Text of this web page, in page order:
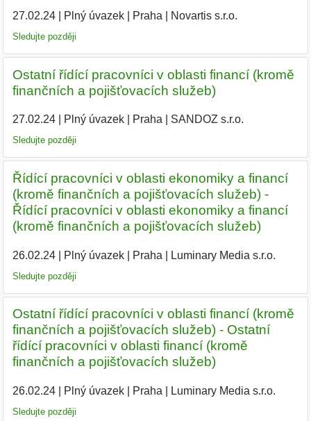
27.02.24| Plný úvazek| Praha Novartis s.r.o.
Sledujte později
Ostatní řídící pracovníci v oblasti financí (kromě
finančních a pojišťovacích služeb)
27.02.24| Plný úvazek| Praha SANDOZ s.r.o.
Sledujte později
Řídící pracovníci v oblasti ekonomiky a financí
(kromě finančních a pojišťovacích služeb) -
Řídící pracovníci v oblasti ekonomiky a financí
(kromě finančních a pojišťovacích služeb)
26.02.24| Plný úvazek| Praha Luminary Media s.r.o.
Sledujte později
Ostatní řídící pracovníci v oblasti financí (kromě
finančních a pojišťovacích služeb) - Ostatní
řídící pracovníci v oblasti financí (kromě
finančních a pojišťovacích služeb)
26.02.24| Plný úvazek| Praha Luminary Media s.r.o.
Sledujte později